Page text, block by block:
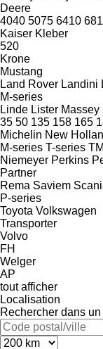
Deere
4040 5075 6410
Kaiser Kleber
520
Krone
Mustang
Land Rover Landini
M-series
Linde Lister Massey
35 50 135 158 165
Michelin New
M-series T-series TM
Niemeyer Perkins
Partner
Rema Saviem
P-series
Toyota Volkswagen
Transporter
Volvo
FH
Welger
AP
tout afficher
Localisation
Rechercher dans